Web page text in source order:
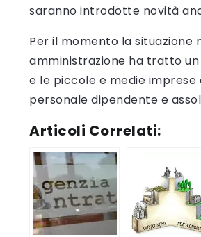
saranno introdotte novità
Per il momento la
amministrazione ha tratto
e le piccole e medie
personale dipendente e
Articoli Correlati: